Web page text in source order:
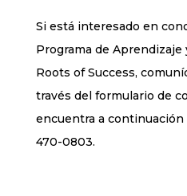
Si está interesado en
Programa de
Roots of Success,
través del formulario de
encuentra a continuación
470-0803.